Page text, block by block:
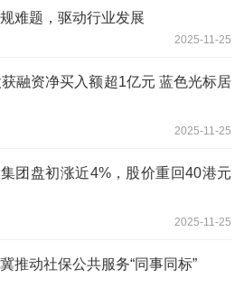
难题，驱动行业发展
2025-11-25
融资净买入额超1亿元 蓝色光标居
2025-11-25
团盘初涨近4%，股价重回40港元
2025-11-25
推动社保公共服务“同事同标”